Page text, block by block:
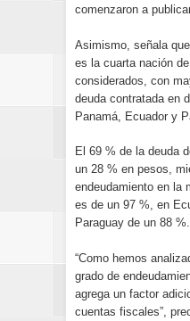
comenzaron a
Asimismo, señala
es la cuarta nación
considerados, con
deuda contratada en
Panamá, Ecuador y
El 69 % de la deuda
un 28 % en pesos,
endeudamiento en la
es de un 97 %, en
Paraguay de un 88 %.
“Como hemos
grado de
agrega un factor
cuentas fiscales”,